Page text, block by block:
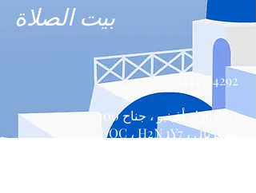
بيت الصلاة
514447-4292
8815 بارك أفينيو ، جناح 100
مونتريال ، QC ، H2N 1Y7